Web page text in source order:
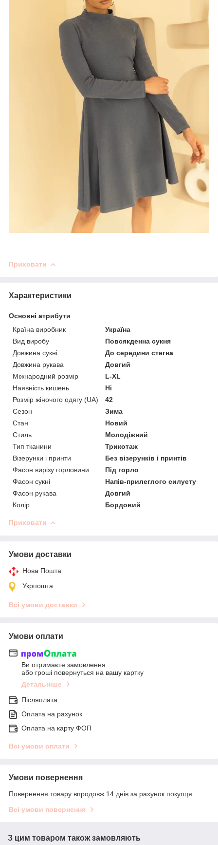
Приховати
Характеристики
Основні атрибути
Країна виробник
Україна
Вид виробу
Повсякденна сукня
Довжина сукні
До середини стегна
Довжина рукава
Довгий
Міжнародний розмір
L-XL
Наявність кишень
Ні
Розмір жіночого одягу (UA)
42
Сезон
Зима
Стан
Новий
Стиль
Молодіжний
Тип тканини
Трикотаж
Візерунки і принти
Без візерунків і принтів
Фасон вирізу горловини
Під горло
Фасон сукні
Напів-прилеглого силуету
Фасон рукава
Довгий
Колір
Бордовий
Приховати
Умови доставки
Нова Пошта
Укрпошта
Всі умови доставки
Умови оплати
Ви отримаєте замовлення
або гроші повернуться на вашу картку
Детальніше
Післяплата
Оплата на рахунок
Оплата на карту ФОП
Всі умови оплати
Умови повернення
Повернення товару впродовж 14 днів за рахунок покупця
Всі умови повернення
З цим товаром також замовляють